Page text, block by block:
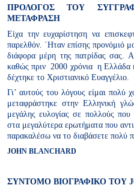
ΠΡΟΛΟΓΟΣ ΤΟΥ
ΜΕΤΑΦΡΑΣΗ
Είχα την ευχαρίστηση να
παρελθόν. ΄Ηταν επίσης προνόμιό
διάφορα μέρη της πατρίδας σας.
καθώς πριν 2000 χρόνια η
δέχτηκε το Χριστιανικό Ευαγγέλιο.
Γι’ αυτούς του λόγους είμαι πολύ
μεταφράστηκε στην Ελληνική
μεγάλης ευλογίας σε πολλούς
στα μεγαλύτερα ερωτήματα που
παρακαλέσω να το διαβάσετε πολύ
JOHN BLANCHARD
ΣΥΝΤΟΜΟ ΒΙΟΓΡΑΦΙΚΟ ΤΟΥ